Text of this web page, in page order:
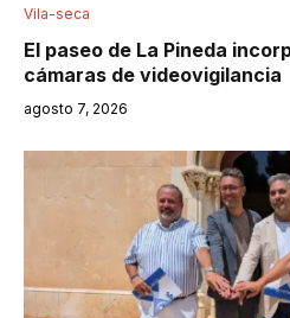
Vila-seca
El paseo de La Pineda
cámaras de videovigilancia
agosto 7, 2026